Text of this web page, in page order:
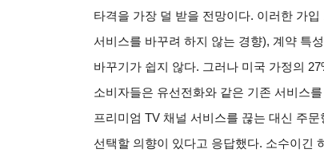
타격을 가장 덜 받을 전망이다. 이러한 가
서비스를 바꾸려 하지 않는 경향), 계약 특
바꾸기가 쉽지 않다. 그러나 미국 가정의
소비자들은 유선전화와 같은 기존 서비스
프리미엄 TV 채널 서비스를 끊는 대신 주
선택할 의향이 있다고 응답했다. 소수이긴